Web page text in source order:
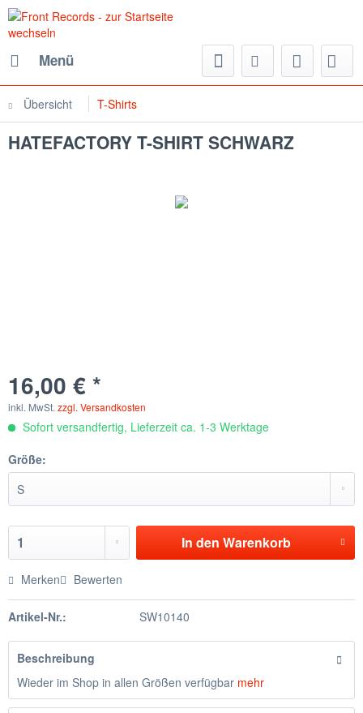
Menü
Übersicht T-Shirts
HATEFACTORY T-SHIRT SCHWARZ
16,00 € *
inkl. MwSt. zzgl. Versandkosten
Sofort versandfertig, Lieferzeit ca. 1-3 Werktage
Größe:
In den Warenkorb
Merken Bewerten
Artikel-Nr.: SW10140
Beschreibung
Wieder im Shop in allen Größen verfügbar mehr